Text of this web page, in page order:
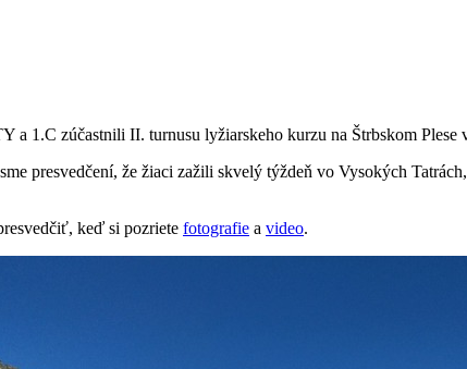
1.C zúčastnili II. turnusu lyžiarskeho kurzu na Štrbskom Plese
presvedčení, že žiaci zažili skvelý týždeň vo Vysokých
keď si pozriete fotografie a video.